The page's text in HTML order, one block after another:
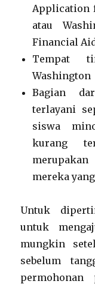
Application
atau
Financial
Tempat
Washington
Bagian
terlayani
siswa
kurang
mereka
Untuk
untuk
mungkin
sebelum
permohonan